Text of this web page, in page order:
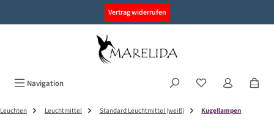
Vertrag widerrufen
Navigation
Leuchten Leuchtmittel Standard Leuchtmittel (weiß) Kugellampen